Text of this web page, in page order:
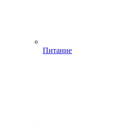
Питание